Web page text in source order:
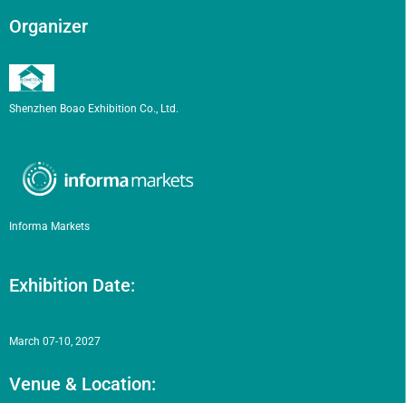
Organizer
Shenzhen Boao Exhibition Co., Ltd.
Informa Markets
Exhibition Date:
March 07-10, 2027
Venue & Location: